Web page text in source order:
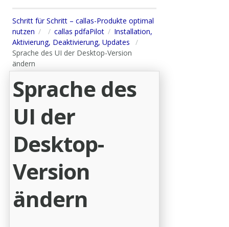
Schritt für Schritt – callas-Produkte optimal
nutzen
callas pdfaPilot
Installation,
Aktivierung, Deaktivierung, Updates
Sprache des UI der Desktop-Version
ändern
Sprache des
UI der
Desktop-
Version
ändern